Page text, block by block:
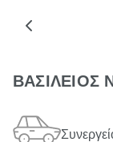
ΒΑΣΙΛΕΙΟΣ